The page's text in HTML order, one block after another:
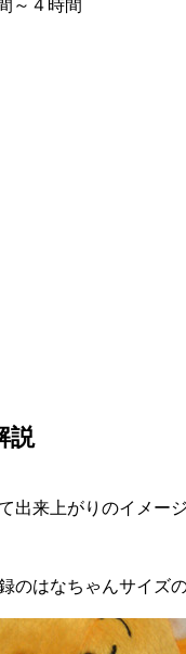
～４時間
説
出来上がりのイメー
のはなちゃんサイズ